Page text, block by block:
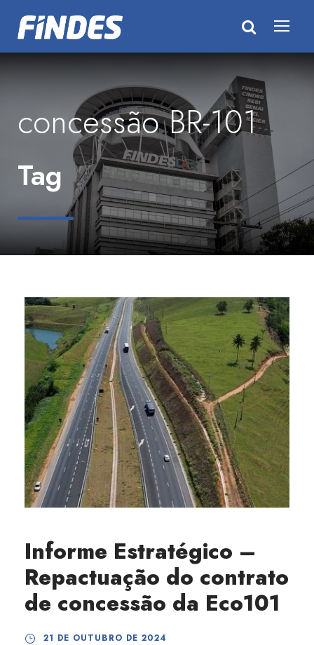
concessão BR-101
Tag
Informe Estratégico –
Repactuação do contrato
de concessão da Eco101
21 DE OUTUBRO DE 2024